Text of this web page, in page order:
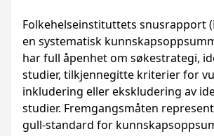
Folkehelseinstituttets snusrapport
en systematisk
har full åpenhet om søkestrategi,
studier, tilkjennegitte kriterier for
inkludering eller ekskludering av
studier. Fremgangsmåten
gull-standard for